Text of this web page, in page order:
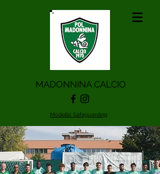
MADONNINA CALCIO
Modello Safeguarding